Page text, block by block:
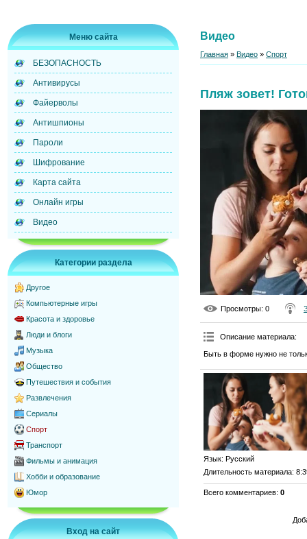
Меню сайта
БЕЗОПАСНОСТЬ
Антивирусы
Файерволы
Антишпионы
Пароли
Шифрование
Карта сайта
Онлайн игры
Видео
Категории раздела
Другое
Компьютерные игры
Красота и здоровье
Люди и блоги
Музыка
Общество
Путешествия и события
Развлечения
Сериалы
Спорт
Транспорт
Фильмы и анимация
Хобби и образование
Юмор
Вход на сайт
Видео
Главная » Видео » Спорт
Пляж зовет!
Просмотры: 0
Описание материала:
Быть в форме нужно не
Язык: Русский
Длительность материала:
Всего комментариев: 0